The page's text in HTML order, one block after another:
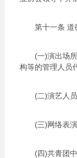
第十一条 道德
(一)演出场所
构等的管理人员
(二)演艺人员
(三)网络表演(
(四)共青团中